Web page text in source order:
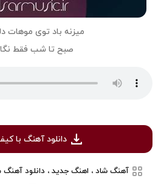
میزنه باد توی موهات
صبح تا شب فقط
دانلود آهنگ با
آهنگ شاد ، اهنگ جدید ، دانلود